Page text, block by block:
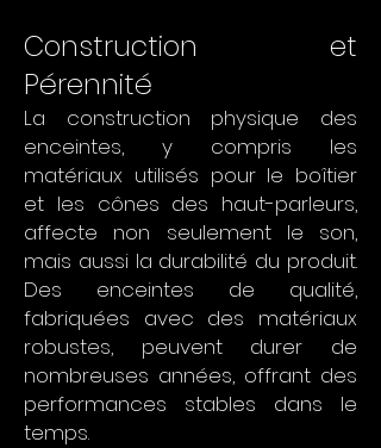
Construction et
Pérennité
La construction physique des
enceintes, y compris les
matériaux utilisés pour le boîtier
et les cônes des haut-parleurs,
affecte non seulement le son,
mais aussi la durabilité du produit.
Des enceintes de qualité,
fabriquées avec des matériaux
robustes, peuvent durer de
nombreuses années, offrant des
performances stables dans le
temps.